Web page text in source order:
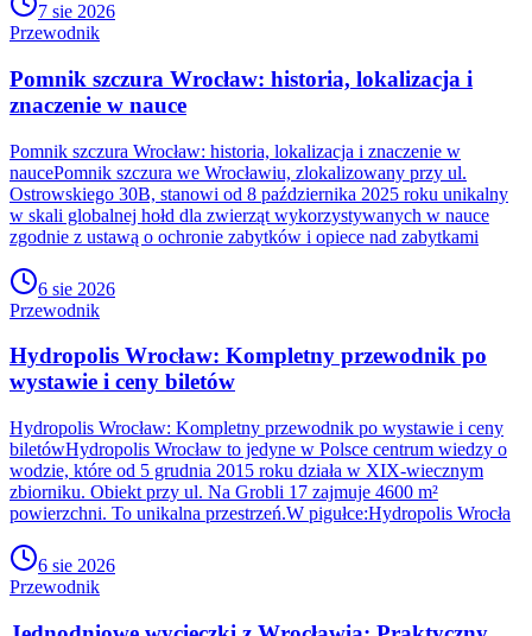
7 sie 2026
Przewodnik
Pomnik szczura Wrocław: historia, lokalizacja i
znaczenie w nauce
Pomnik szczura Wrocław: historia, lokalizacja i znaczenie w
naucePomnik szczura we Wrocławiu, zlokalizowany przy ul.
Ostrowskiego 30B, stanowi od 8 października 2025 roku unikalny
w skali globalnej hołd dla zwierząt wykorzystywanych w nauce
zgodnie z ustawą o ochronie zabytków i opiece nad zabytkami
6 sie 2026
Przewodnik
Hydropolis Wrocław: Kompletny przewodnik po
wystawie i ceny biletów
Hydropolis Wrocław: Kompletny przewodnik po wystawie i ceny
biletówHydropolis Wrocław to jedyne w Polsce centrum wiedzy o
wodzie, które od 5 grudnia 2015 roku działa w XIX-wiecznym
zbiorniku. Obiekt przy ul. Na Grobli 17 zajmuje 4600 m²
powierzchni. To unikalna przestrzeń.W pigułce:Hydropolis Wrocła
6 sie 2026
Przewodnik